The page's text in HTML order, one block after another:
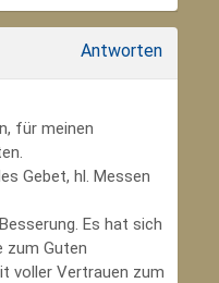
Antworten
für meinen
Gebet, hl. Messen
Es hat sich
zum Guten
voller Vertrauen zum